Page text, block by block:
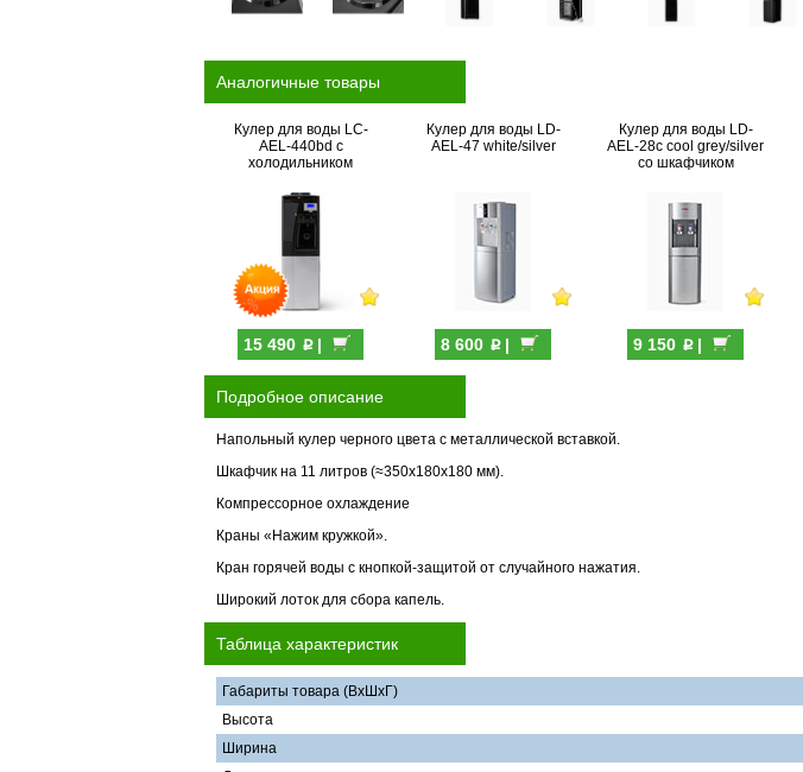
Аналогичные товары
Кулер для воды LC-
AEL-440bd с
холодильником
15 490 p|
Кулер для воды LD-
AEL-47 white/silver
8 600 p|
Кулер для воды LD-
AEL-28c cool grey/silver
со шкафчиком
9 150 p|
Подробное описание
Напольный кулер черного цвета с металлической вставкой.
Шкафчик на 11 литров (≈350x180x180 мм).
Компрессорное охлаждение
Краны «Нажим кружкой».
Кран горячей воды с кнопкой-защитой от случайного нажатия.
Широкий лоток для сбора капель.
Таблица характеристик
Габариты товара (ВхШхГ)
Высота
Ширина